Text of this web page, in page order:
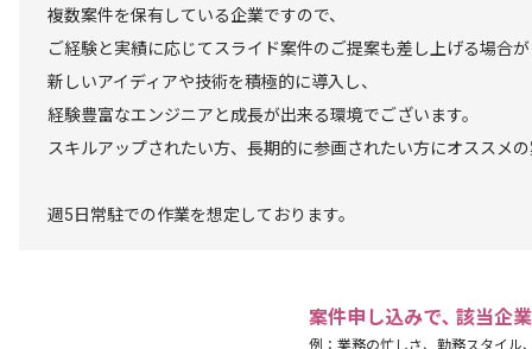
複数案件を保有している企業ですので、
ご経験と実績に応じてスライド案件のご提案も差し上げる場合
新しいアイディアや技術を積極的に導入し、
経験豊富なエンジニアと成長が出来る環境でございます。
スキルアップされたい方、長期的に参画されたい方にオススメ
週5日常駐での作業を想定しております。
案件申し込みで､ 該当企
例：業務の忙しさ、勤務スタイル